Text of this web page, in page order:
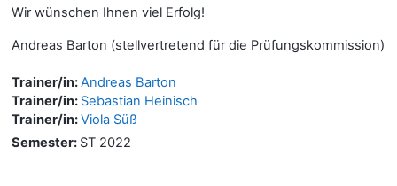
Wir wünschen Ihnen viel Erfolg!
Andreas Barton (stellvertretend für die Prüfungskommission)
Trainer/in:Andreas Barton
Trainer/in: Sebastian Heinisch
Trainer/in:Viola Süß
Semester: ST 2022